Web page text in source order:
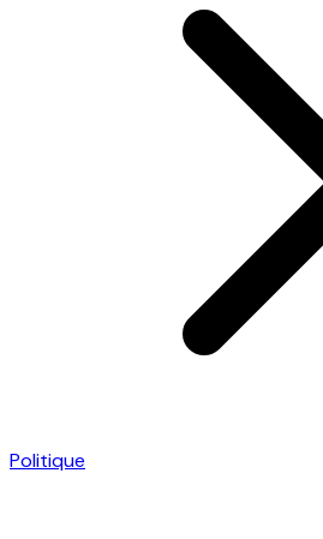
Politique